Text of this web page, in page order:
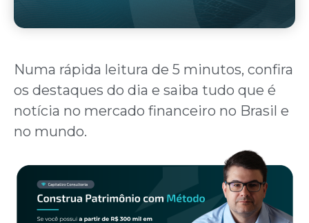
Numa rápida leitura de 5 minutos, confira
os destaques do dia e saiba tudo que é
notícia no mercado financeiro no Brasil e
no mundo.